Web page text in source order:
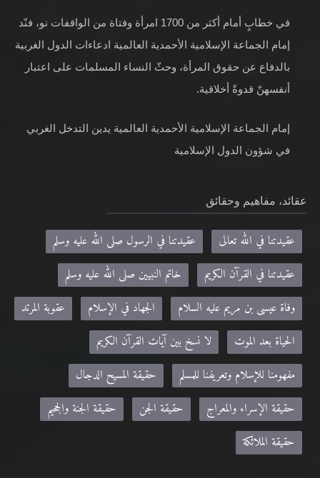
في خطابٍ أمام أكثر من 1700 امرأة وفتاة من الواقفات نو، فنّد
إمام الجماعة الإسلامية الأحمدية العالمية ادعاءات الدول الغربية
بالدفاع عن حقوق المرأة، وحثّ النساء المسلمات على اعتبار
أنفسهنّ قدوةً أخلاقية.
إمام الجماعة الإسلامية الأحمدية العالمية يدين التدخل الغربي
في شؤون الدول الإسلامية
عقائد، مفاهيم وحقائق
عقيدتنا في الله تعالى
عقيدتنا في الرسول صلى الله عليه وسلم
عقيدتنا في القرآن الكريم
خاتم النبيين صلى الله عليه وسلم
وفاة عيسى بن مريم عليه السلام
الجهاد في الإسلام
عقوبة المرتد
الحياة بعد الموت
لا نسخ بين آيات القرآن الكريم
مفهومنا للإسلام وتعريفنا للمسلم
حقيقة المسيح الدجال
حقيقة الإسراء والمعراج
حقيقة الجن
حقيقة الجنة والجحيم
حقيقة الملائكة